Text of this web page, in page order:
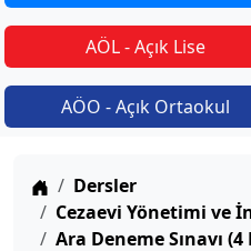
AÖL - Açık Lise
AÖO - Açık Ortaokul
Anasayfa
Dersler
Cezaevi Yönetimi ve
Ara Deneme Sınavı